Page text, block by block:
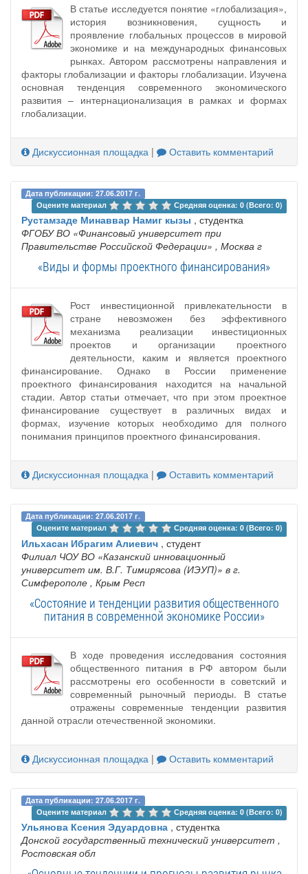
В статье исследуется понятие «глобализация»,
история возникновения, сущность и
проявление глобальных процессов в мировой
экономике и на международных финансовых
рынках. Автором рассмотрены направления и
факторы глобализации и факторы глобализации. Изучена
основная тенденция современного экономического
развития – интернационализация в рамках и формах
глобализации.
Дискуссионная площадка | Оставить комментарий
Дата публикации: 27.06.2017 г.
Оцените материал
Средняя оценка: 0 (Всего: 0)
Рустамзаде Минаввар Намиг кызы , студентка
ФГОБУ ВО «Финансовый университет при
Правительстве Российской Федерации» , Москва г
«Виды и формы проектного финансирования»
Рост инвестиционной привлекательности в
стране невозможен без эффективного
механизма реализации инвестиционных
проектов и организации проектного
деятельности, каким и является проектного
финансирование. Однако в России применение
проектного финансирования находится на начальной
стадии. Автор статьи отмечает, что при этом проектное
финансирование существует в различных видах и
формах, изучение которых необходимо для полного
понимания принципов проектного финансирования.
Дискуссионная площадка | Оставить комментарий
Дата публикации: 27.06.2017 г.
Оцените материал
Средняя оценка: 0 (Всего: 0)
Ильхасан Ибрагим Алиевич , студент
Филиал ЧОУ ВО «Казанский инновационный
университет им. В.Г. Тимирясова (ИЭУП)» в г.
Симферополе , Крым Респ
«Состояние и тенденции развития общественного
питания в современной экономике России»
В ходе проведения исследования состояния
общественного питания в РФ автором были
рассмотрены его особенности в советский и
современный рыночный периоды. В статье
отражены современные тенденции развития
данной отрасли отечественной экономики.
Дискуссионная площадка | Оставить комментарий
Дата публикации: 27.06.2017 г.
Оцените материал
Средняя оценка: 0 (Всего: 0)
Ульянова Ксения Эдуардовна , студентка
Донской государственный технический университет ,
Ростовская обл